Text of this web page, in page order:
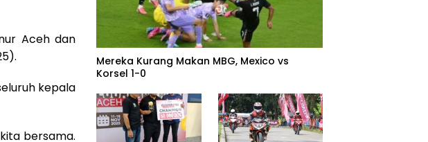
Aceh dan
kepala
bersama.
Mereka Kurang Makan MBG, Mexico vs
Korsel 1-0